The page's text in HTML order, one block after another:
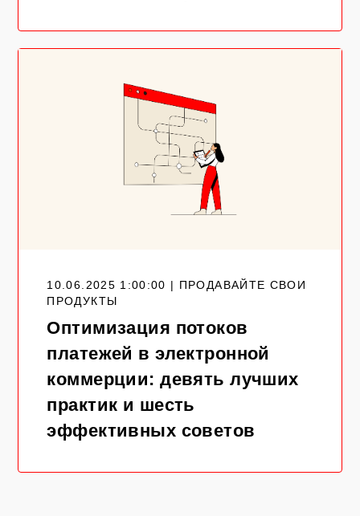
10.06.2025 1:00:00 | ПРОДАВАЙТЕ СВОИ
ПРОДУКТЫ
Оптимизация потоков
платежей в электронной
коммерции: девять лучших
практик и шесть
эффективных советов